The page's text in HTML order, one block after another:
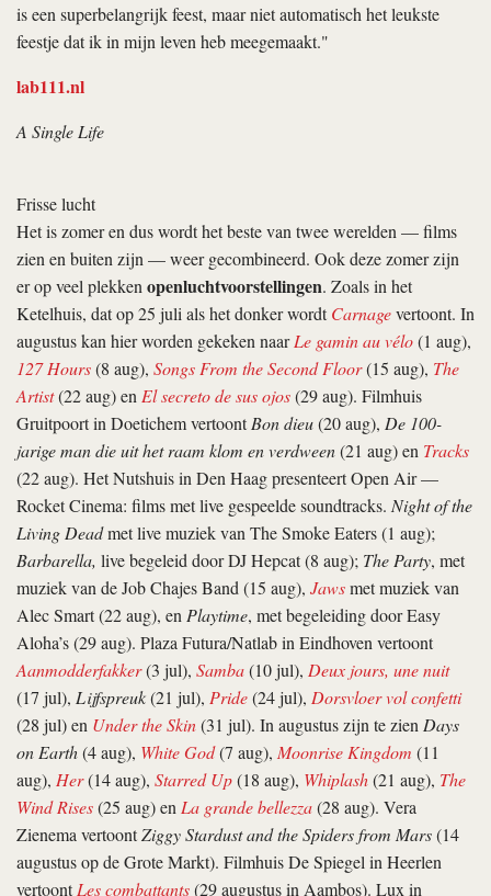
is een superbelangrijk feest, maar niet automatisch het leukste
feestje dat ik in mijn leven heb meegemaakt."
lab111.nl
A Single Life
Frisse lucht
Het is zomer en dus wordt het beste van twee werelden — films
zien en buiten zijn — weer gecombineerd. Ook deze zomer zijn
er op veel plekkenopenluchtvoorstellingen. Zoals in het
Ketelhuis, dat op 25 juli als het donker wordtCarnagevertoont. In
augustus kan hier worden gekeken naarLe gamin au vélo(1 aug),
127 Hours(8 aug), Songs From the Second Floor(15 aug), The
Artist(22 aug) enEl secreto de sus ojos(29 aug). Filmhuis
Gruitpoort in Doetichem vertoontBon dieu(20 aug), De 100-
jarige man die uit het raam klom en verdween(21 aug) en Tracks
(22 aug). Het Nutshuis in Den Haag presenteert Open Air —
Rocket Cinema: films met live gespeelde soundtracks. Night of the
Living Deadmet live muziek van The Smoke Eaters (1 aug);
Barbarella, live begeleid door DJ Hepcat (8 aug); The Party, met
muziek van de Job Chajes Band (15 aug), Jawsmet muziek van
Alec Smart (22 aug), enPlaytime, met begeleiding door Easy
Aloha’s (29 aug). Plaza Futura/Natlab in Eindhoven vertoont
Aanmodderfakker(3 jul), Samba(10 jul), Deux jours, une nuit
(17 jul), Lijfspreuk(21 jul), Pride(24 jul), Dorsvloer vol confetti
(28 jul) en Under the Skin(31 jul). In augustus zijn te zienDays
on Earth(4 aug), White God(7 aug), Moonrise Kingdom (11
aug), Her(14 aug), Starred Up(18 aug), Whiplash(21 aug), The
Wind Rises(25 aug) enLa grande bellezza(28 aug). Vera
Zienema vertoontZiggy Stardust and the Spiders from Mars(14
augustus op de Grote Markt). Filmhuis De Spiegel in Heerlen
vertoontLes combattants(29 augustus in Aambos). Lux in